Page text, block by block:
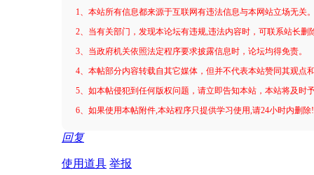
1、本站所有信息都来源于互联网有违法信息与本网站立场无关
2、当有关部门，发现本论坛有违规,违法内容时，可联系站长删
3、当政府机关依照法定程序要求披露信息时，论坛均得免责。
4、本帖部分内容转载自其它媒体，但并不代表本站赞同其观点
5、如本帖侵犯到任何版权问题，请立即告知本站，本站将及时
6、如果使用本帖附件,本站程序只提供学习使用,请24小时内删
回复
使用道具 举报